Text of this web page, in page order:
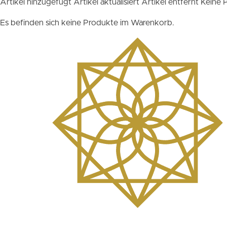
Artikel hinzugefügt Artikel aktualisiert Artikel entfernt Keine
Es befinden sich keine Produkte im Warenkorb.